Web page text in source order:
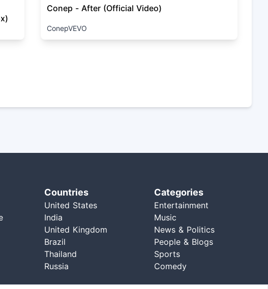
Conep - After (Official Video)
ConepVEVO
Countries
United States
India
United Kingdom
Brazil
Thailand
Russia
Categories
Entertainment
Music
News & Politics
People & Blogs
Sports
Comedy